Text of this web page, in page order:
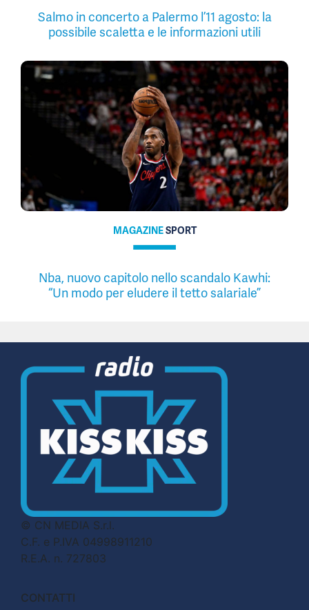
Salmo in concerto a Palermo l’11 agosto: la
possibile scaletta e le informazioni utili
MAGAZINESPORT
Nba, nuovo capitolo nello scandalo Kawhi:
“Un modo per eludere il tetto salariale”
© CN MEDIA S.r.l.
C.F. e P.IVA 04998911210
R.E.A. n. 727803
CONTATTI